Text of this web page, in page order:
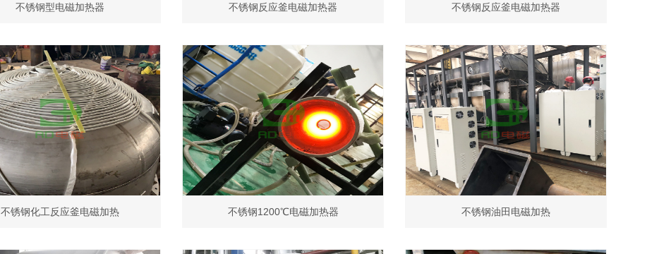
不锈钢型电磁加热器 不锈钢反应釜电磁加热器 不锈钢反应釜电磁加热器
不锈钢化工反应釜电磁加热 不锈钢1200℃电磁加热器 不锈钢油田电磁加热